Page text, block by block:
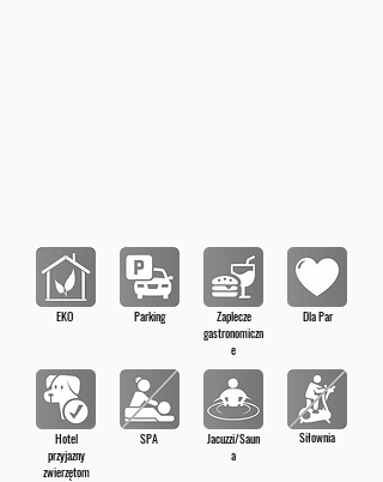
EKO Parking
Zaplecze
gastronomiczn
e
Dla Par
Hotel
przyjazny
zwierzętom
SPA
Jacuzzi/Saun
a
Siłownia